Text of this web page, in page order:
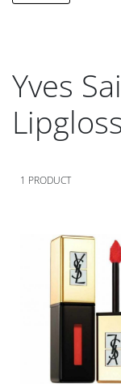
Yves
Lipgloss
1 PRODUCT
Voeg
aan
verlanglijst